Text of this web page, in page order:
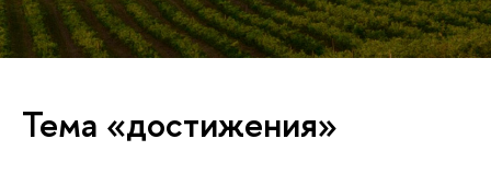
Тема «достижения»